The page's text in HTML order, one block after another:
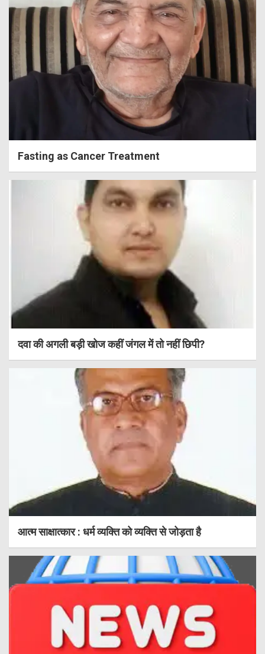
Fasting as Cancer Treatment
दवा की अगली बड़ी खोज कहीं जंगल में तो नहीं छिपी?
आत्म साक्षात्कार : धर्म व्यक्ति को व्यक्ति से जोड़ता है